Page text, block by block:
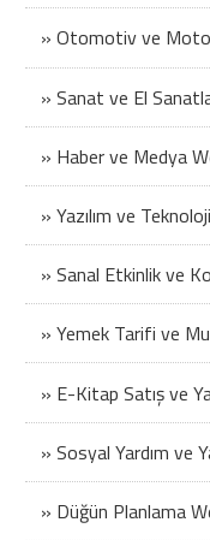
» Otomotiv ve
» Sanat ve El
» Haber ve Medya
» Yazılım ve
» Sanal Etkinlik ve
» Yemek Tarifi ve
» E-Kitap Satış ve
» Sosyal Yardım ve
» Düğün Planlama